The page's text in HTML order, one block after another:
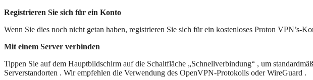
Registrieren Sie sich für ein Konto
Wenn Sie dies noch nicht getan haben, registrieren Sie sich für ein kostenloses Proton VPN’s-
Mit einem Server verbinden
Tippen Sie auf dem Hauptbildschirm auf die Schaltfläche „Schnellverbindung“ , um
Serverstandorten . Wir empfehlen die Verwendung des OpenVPN-Protokolls oder WireGuard .